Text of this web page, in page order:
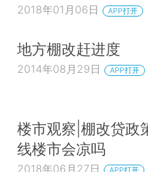
2018年01月06日 APP打开
地方棚改赶进度
2014年08月29日 APP打开
楼市观察|棚改贷政
线楼市会凉吗
2018年06月27日 APP打开